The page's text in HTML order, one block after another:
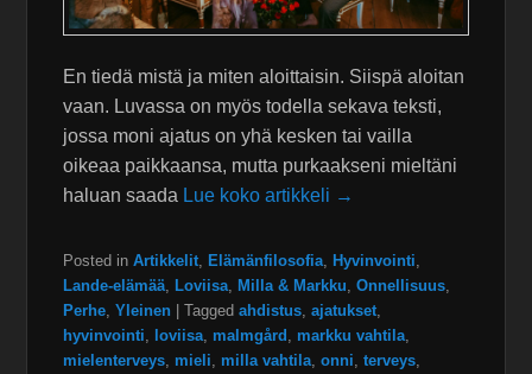
En tiedä mistä ja miten aloittaisin. Siispä aloitan
vaan. Luvassa on myös todella sekava teksti,
jossa moni ajatus on yhä kesken tai vailla
oikeaa paikkaansa, mutta purkaakseni mieltäni
haluan saada Lue koko artikkeli →
Posted in Artikkelit Elämänfilosofia Hyvinvointi
Lande-elämää Loviisa Milla & Markku ,Onnellisuus
Perhe ,Yleinen |Tagged ahdistus ,ajatukset
hyvinvointi
loviisa malmgård markku vahtila
mielenterveys mieli milla vahtila ,onni ,terveys